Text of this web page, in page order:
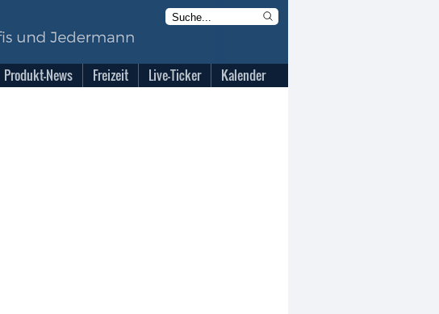
Produkt-News Freizeit Live-Ticker Kalender